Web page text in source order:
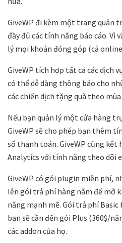
GiveWP đi kèm một trang quản
đầy đủ các tính năng báo cáo. Vì
lý mọi khoản đóng góp (cả
GiveWP tích hợp tất cả các dịch
có thể dễ dàng thông báo cho
các chiến dịch tặng quà theo
Nếu bạn quản lý một cửa hàng
GiveWP sẽ cho phép bạn thêm
sổ thanh toán. GiveWP cũng kết
Analytics với tính năng theo dõi
GiveWP có gói plugin miễn phí,
lên gói trả phí hàng năm để mở
năng mạnh mẽ. Gói trả phí
bạn sẽ cần đến gói Plus (360$/
các addon của họ.